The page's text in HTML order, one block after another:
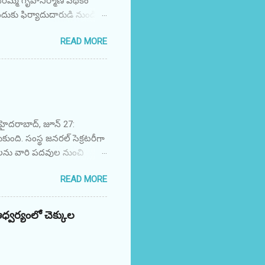
ఫిర్యాదుదారుడి నుండి
అతని తరపున లంచం
మండలం,
లాలాగూడ విభాగం,
READ MORE
హైదరాబాద్, జూన్ 27:
సంస్థ జనరల్ సెక్రటరీగా
వారి పదవుల నుంచి
గవర్నింగ్ బాడీ తీర్మానం
IVF బెనారస్
సెక్రటరీ బాధ్యతల
రాజమౌళి గుప్తా, IVF
READ MORE
చెక్కుల